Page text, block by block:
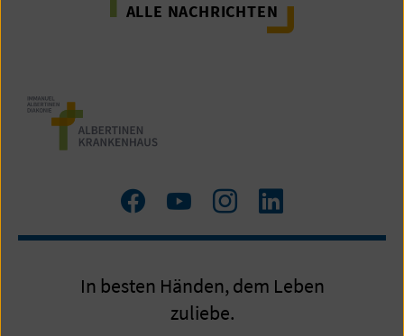
ALLE NACHRICHTEN
Zum
Facebook
Zum
YouTube
Zum
Instagram
LinkedIn
In besten Händen, dem Leben
zuliebe.